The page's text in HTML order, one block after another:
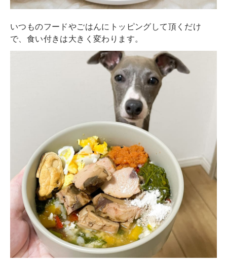
いつものフードやごはんにトッピングして頂くだけ
で、食い付きは大きく変わります。